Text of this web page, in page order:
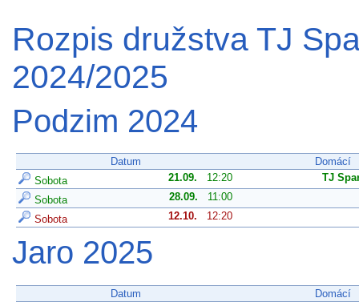
Rozpis družstva TJ
2024/2025
Podzim 2024
Datum
Domácí
Sobota
21.09. 12:20
TJ
Sobota
28.09. 11:00
Sobota
12.10. 12:20
Jaro 2025
Datum
Domácí